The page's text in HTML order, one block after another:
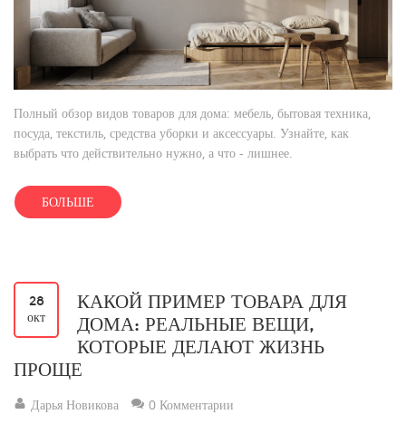
Полный обзор видов товаров для дома: мебель, бытовая техника,
посуда, текстиль, средства уборки и аксессуары. Узнайте, как
выбрать что действительно нужно, а что - лишнее.
БОЛЬШЕ
28
окт
КАКОЙ ПРИМЕР ТОВАРА ДЛЯ
ДОМА: РЕАЛЬНЫЕ ВЕЩИ,
КОТОРЫЕ ДЕЛАЮТ ЖИЗНЬ
ПРОЩЕ
Дарья Новикова 0 Комментарии